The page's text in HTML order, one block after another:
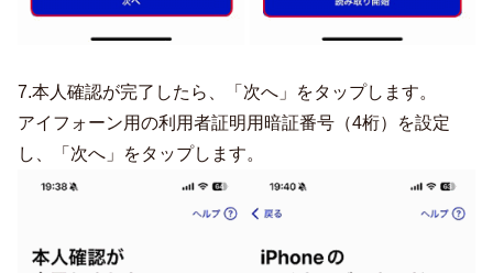
7.本人確認が完了したら、「次へ」をタップします。
アイフォーン用の利用者証明用暗証番号（4桁）を設定
し、「次へ」をタップします。